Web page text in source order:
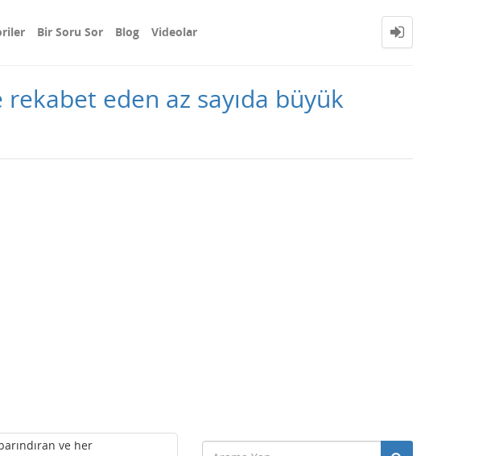
Bir Soru Sor Blog Videolar
eden az sayıda büyük
ve her